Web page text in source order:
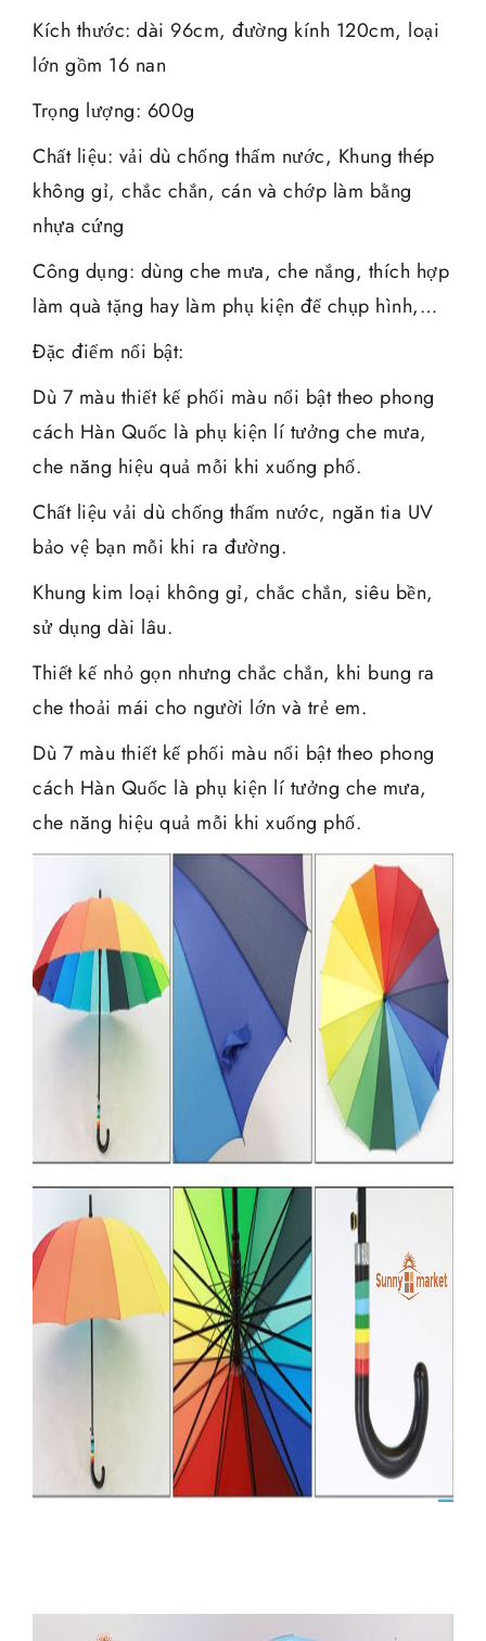
Kích thước: dài 96cm, đường kính 120cm, loại
lớn gồm 16 nan
Trọng lượng: 600g
Chất liệu: vải dù chống thấm nước, Khung thép
không gỉ, chắc chắn, cán và chớp làm bằng
nhựa cứng
Công dụng: dùng che mưa, che nắng, thích hợp
làm quà tặng hay làm phụ kiện để chụp hình,…
Đặc điểm nổi bật:
Dù 7 màu thiết kế phối màu nổi bật theo phong
cách Hàn Quốc là phụ kiện lí tưởng che mưa,
che năng hiệu quả mỗi khi xuống phố.
Chất liệu vải dù chống thấm nước, ngăn tia UV
bảo vệ bạn mỗi khi ra đường.
Khung kim loại không gỉ, chắc chắn, siêu bền,
sử dụng dài lâu.
Thiết kế nhỏ gọn nhưng chắc chắn, khi bung ra
che thoải mái cho người lớn và trẻ em.
Dù 7 màu thiết kế phối màu nổi bật theo phong
cách Hàn Quốc là phụ kiện lí tưởng che mưa,
che năng hiệu quả mỗi khi xuống phố.